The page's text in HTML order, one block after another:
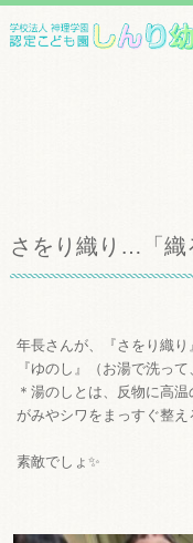
さをり織り…「織
年長さんが、『さをり織り
『ゆのし』（お湯で洗っ
＊湯のしとは、反物に高
がみやシワをまっすぐ整え
素敵でしょ✨